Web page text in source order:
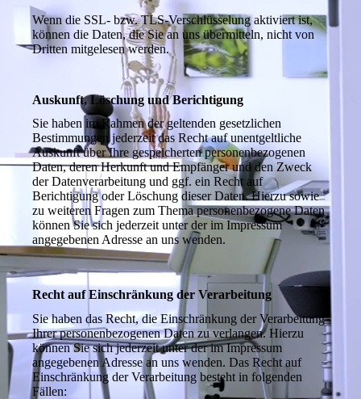
Wenn die SSL- bzw. TLS-Verschlüsselung aktiviert ist,
können die Daten, die Sie an uns übermitteln, nicht von
Dritten mitgelesen werden.
Auskunft, Löschung und Berichtigung
Sie haben im Rahmen der geltenden gesetzlichen
Bestimmungen jederzeit das Recht auf unentgeltliche
Auskunft über Ihre gespeicherten personenbezogenen
Daten, deren Herkunft und Empfänger und den Zweck
der Datenverarbeitung und ggf. ein Recht auf
Berichtigung oder Löschung dieser Daten. Hierzu sowie
zu weiteren Fragen zum Thema personenbezogene Daten
können Sie sich jederzeit unter der im Impressum
angegebenen Adresse an uns wenden.
Recht auf Einschränkung der Verarbeitung
Sie haben das Recht, die Einschränkung der Verarbeitung
Ihrer personenbezogenen Daten zu verlangen. Hierzu
können Sie sich jederzeit unter der im Impressum
angegebenen Adresse an uns wenden. Das Recht auf
Einschränkung der Verarbeitung besteht in folgenden
Fällen: